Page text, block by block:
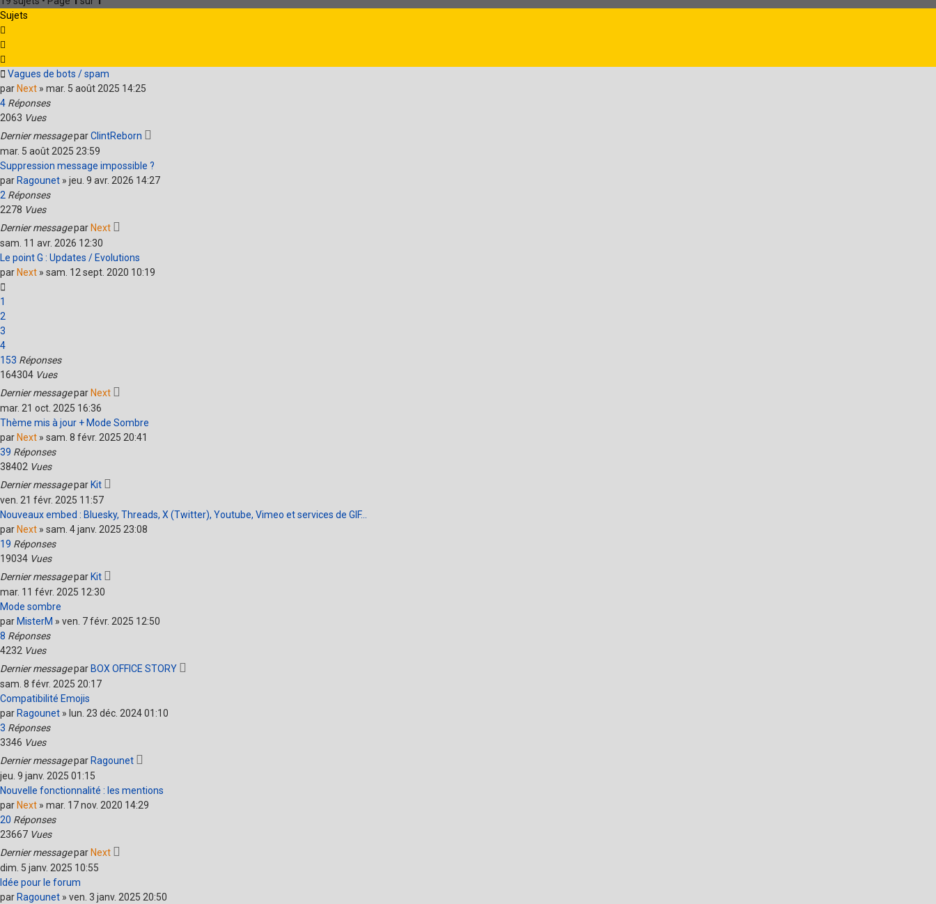
Sujets
Vagues de bots / spam
par Next » mar. 5 août 2025 14:25
4 Réponses
2063 Vues
Dernier messageparClintReborn
mar. 5 août 2025 23:59
Suppression message impossible ?
par Ragounet » jeu. 9 avr. 2026 14:27
2 Réponses
2278 Vues
Dernier messagepar Next
sam. 11 avr. 2026 12:30
Le point G : Updates / Evolutions
par Next » sam. 12 sept. 2020 10:19
1
2
3
4
153 Réponses
164304 Vues
Dernier messagepar Next
mar. 21 oct. 2025 16:36
Thème mis à jour + Mode Sombre
par Next » sam. 8 févr. 2025 20:41
39 Réponses
38402 Vues
Dernier messagepar Kit
ven. 21 févr. 2025 11:57
Nouveaux embed : Bluesky, Threads, X (Twitter), Youtube, Vimeo et services de GIF...
par Next » sam. 4 janv. 2025 23:08
19 Réponses
19034 Vues
Dernier messagepar Kit
mar. 11 févr. 2025 12:30
Mode sombre
par MisterM » ven. 7 févr. 2025 12:50
8 Réponses
4232 Vues
Dernier messagepar BOX OFFICE STORY
sam. 8 févr. 2025 20:17
Compatibilité Emojis
par Ragounet » lun. 23 déc. 2024 01:10
3 Réponses
3346 Vues
Dernier messagepar Ragounet
jeu. 9 janv. 2025 01:15
Nouvelle fonctionnalité : les mentions
par Next » mar. 17 nov. 2020 14:29
20 Réponses
23667 Vues
Dernier messagepar Next
dim. 5 janv. 2025 10:55
Idée pour le forum
par Ragounet » ven. 3 janv. 2025 20:50